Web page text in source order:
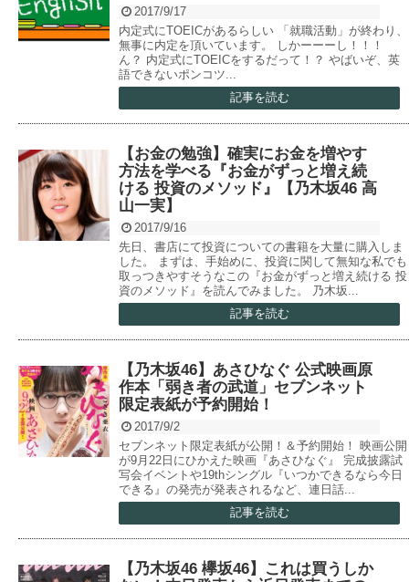
2017/9/17
内定式にTOEICがあるらしい 「就職活動」が終わり、
無事に内定を頂いています。 しかーーーし！！！
ん？ 内定式にTOEICをするだって！？ やばいぞ、英
語できないポンコツ...
記事を読む
【お金の勉強】確実にお金を増やす
方法を学べる『お金がずっと増え続
ける 投資のメソッド』【乃木坂46 高
山一実】
2017/9/16
先日、書店にて投資についての書籍を大量に購入しま
した。 まずは、手始めに、投資に関して無知な私でも
取っつきやすそうなこの『お金がずっと増え続ける 投
資のメソッド』を読んでみました。 乃木坂...
記事を読む
【乃木坂46】あさひなぐ 公式映画原
作本「弱き者の武道」セブンネット
限定表紙が予約開始！
2017/9/2
セブンネット限定表紙が公開！＆予約開始！ 映画公開
が9月22日にひかえた映画『あさひなぐ』 完成披露試
写会イベントや19thシングル『いつかできるなら今日
できる』の発売が発表されるなど、連日話...
記事を読む
【乃木坂46 欅坂46】これは買うしか